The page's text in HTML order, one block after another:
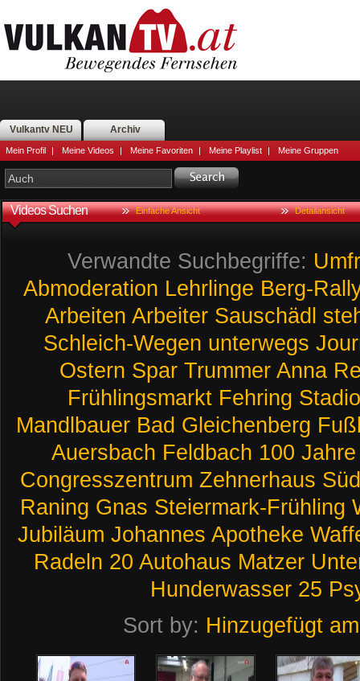
Vulkantv NEU Archiv
Mein Profil | Meine Videos | Meine Favoriten | Meine Playlist | Meine Gruppen
Videos Suchen Einfache Ansicht Detailansicht
Verwandte Suchbegriffe:
Abmoderation Lehrlinge Berg-
Arbeiten Arbeiter Sauschädl
Schleich-Wegen unterwegs
Ostern Spar Trummer Anna
Frühlingsmarkt Fehring
Mandlbauer Bad Gleichenberg
Auersbach Feldbach 100 Jahre
Congresszentrum Zehnerhaus
Raning Gnas Steiermark-Frühling
Jubiläum Johannes Apotheke
Radeln 20 Autohaus Matzer
Hunderwasser 25
Sort by: Hinzugefügt am